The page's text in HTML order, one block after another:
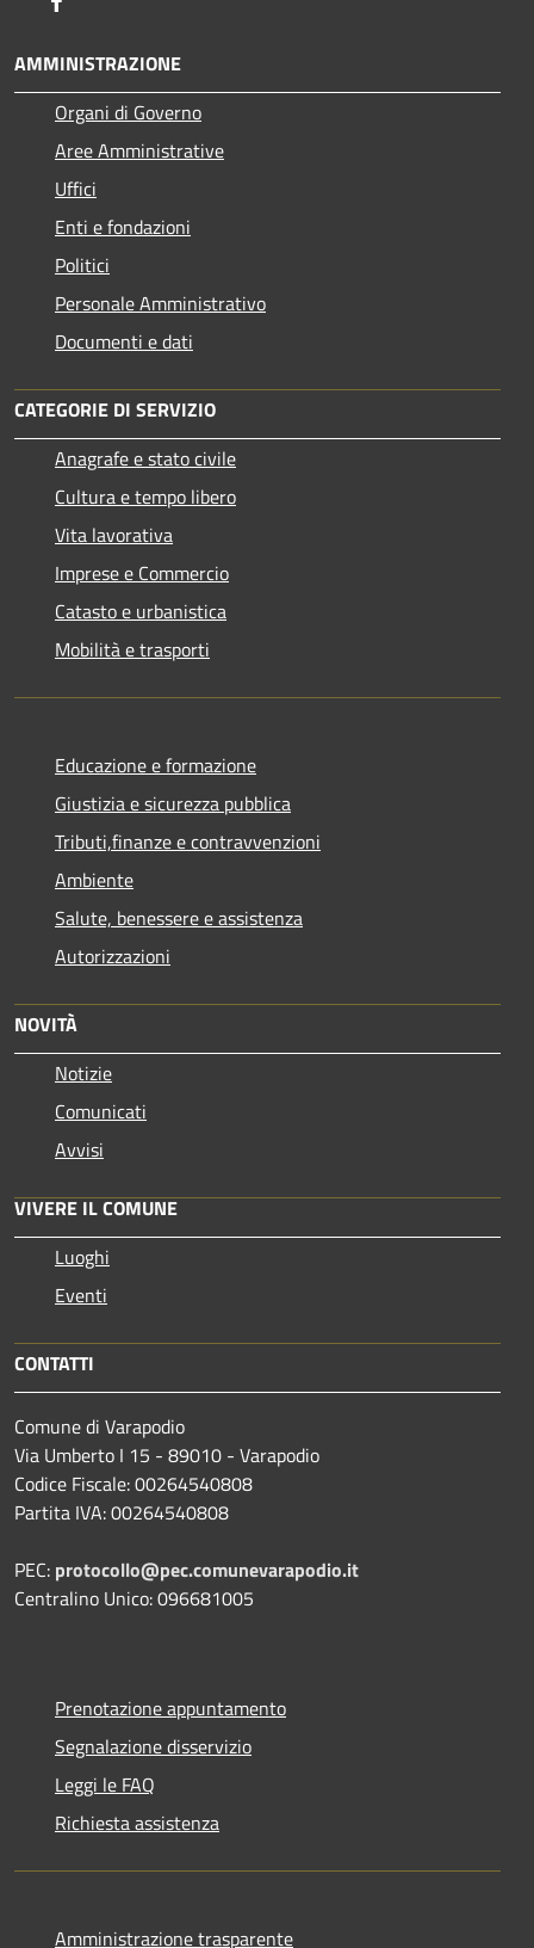
AMMINISTRAZIONE
Organi di Governo
Aree Amministrative
Uffici
Enti e fondazioni
Politici
Personale Amministrativo
Documenti e dati
CATEGORIE DI SERVIZIO
Anagrafe e stato civile
Cultura e tempo libero
Vita lavorativa
Imprese e Commercio
Catasto e urbanistica
Mobilità e trasporti
Educazione e formazione
Giustizia e sicurezza pubblica
Tributi,finanze e contravvenzioni
Ambiente
Salute, benessere e assistenza
Autorizzazioni
NOVITÀ
Notizie
Comunicati
Avvisi
VIVERE IL COMUNE
Luoghi
Eventi
CONTATTI
Comune di Varapodio
Via Umberto I 15 - 89010 - Varapodio
Codice Fiscale: 00264540808
Partita IVA: 00264540808
PEC: protocollo@pec.comunevarapodio.it
Centralino Unico: 096681005
Prenotazione appuntamento
Segnalazione disservizio
Leggi le FAQ
Richiesta assistenza
Amministrazione trasparente